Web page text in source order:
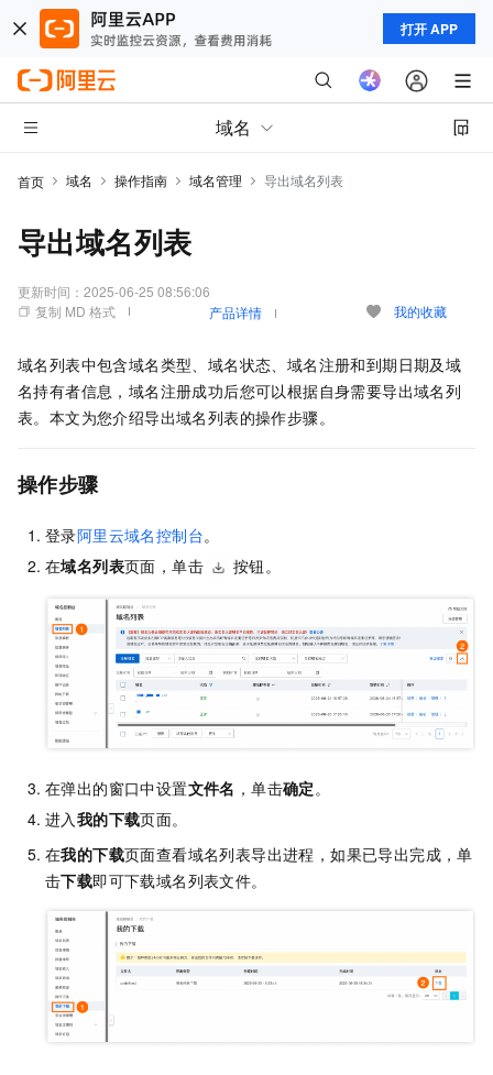
打开 APP
域名
首页 域名 操作指南 域名管理 导出域名列表
导出域名列表
更新时间： 2025-06-25 08:56:06
复制 MD 格式
产品详情 我的收藏
域名列表中包含域名类型、域名状态、域名注册和到期日期及域
名持有者信息，域名注册成功后您可以根据自身需要导出域名列
表。本文为您介绍导出域名列表的操作步骤。
操作步骤
登录阿里云域名控制台。
在域名列表页面，单击 按钮。
在弹出的窗口中设置文件名 ，单击确定。
进入我的下载页面。
在我的下载页面查看域名列表导出进程，如果已导出完成，单
击下载即可下载域名列表文件。